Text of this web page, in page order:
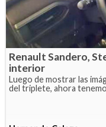
Renault Sandero,
interior
Luego de mostrar las
del triplete, ahora